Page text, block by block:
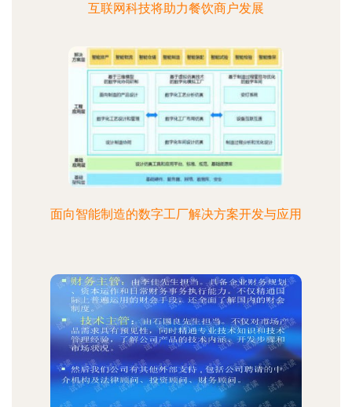
互联网科技将助力餐饮商户发展
面向智能制造的数字工厂解决方案开发与应用